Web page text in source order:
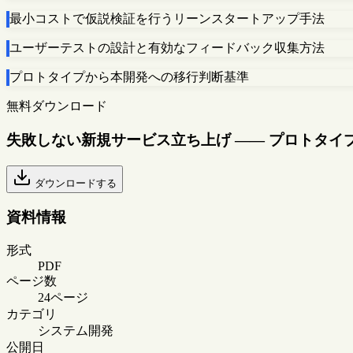
最小コストで仮説検証を行うリーンスタートアップ手法
ユーザーテストの設計と有効なフィードバック収集方法
プロトタイプから本開発への移行判断基準
無料ダウンロード
失敗しない新規サービス立ち上げ —— プロトタイ
ダウンロードする
資料情報
形式
PDF
ページ数
24ページ
カテゴリ
システム開発
公開日